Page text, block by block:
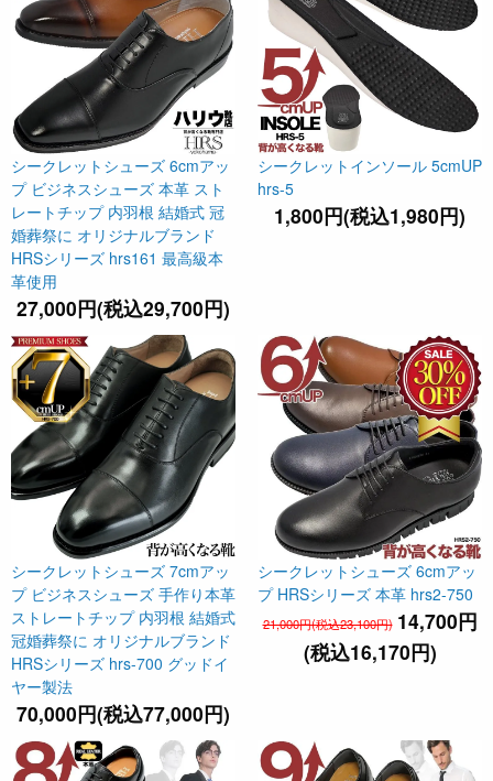
シークレットシューズ 6cmアッ
プ ビジネスシューズ 本革 スト
レートチップ 内羽根 結婚式 冠
婚葬祭に オリジナルブランド
HRSシリーズ hrs161 最高級本
革使用
27,000円(税込29,700円)
シークレットインソール 5cmUP
hrs-5
1,800円(税込1,980円)
シークレットシューズ 7cmアッ
プ ビジネスシューズ 手作り本革
ストレートチップ 内羽根 結婚式
冠婚葬祭に オリジナルブランド
HRSシリーズ hrs-700 グッドイ
ヤー製法
70,000円(税込77,000円)
シークレットシューズ 6cmアッ
プ HRSシリーズ 本革 hrs2-750
21,000円(税込23,100円) 14,700円
(税込16,170円)